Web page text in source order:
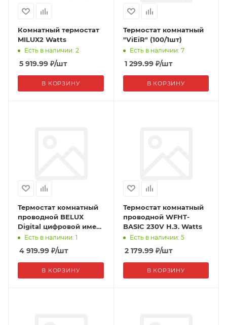
Комнатный термостат
MILUX2 Watts
Есть в наличии: 2
5 919.99 ₽/шт
В КОРЗИНУ
Термостат комнатный
"ViEiR" (100/1шт)
Есть в наличии: 7
1 299.99₽/шт
В КОРЗИНУ
Термостат комнатный
проводной BELUX
Digital цифровой имеет
три контакта до 8 (2,5)
А, 230V Watts
Есть в наличии: 1
4 919.99 ₽/шт
В КОРЗИНУ
Термостат комнатный
проводной WFHT-
BASIC 230V Н.З. Watts
Есть в наличии: 5
2 179.99₽/шт
В КОРЗИНУ